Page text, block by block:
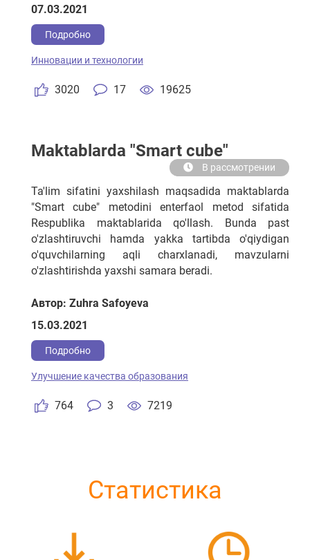
07.03.2021
Подробно
3020 17 19625
Инновации и технологии
Maktablarda "Smart cube"
В рассмотрении
Ta'lim sifatini yaxshilash maqsadida maktablarda
"Smart cube" metodini enterfaol metod sifatida
Respublika maktablarida qo'llash. Bunda past
o'zlashtiruvchi hamda yakka tartibda o'qiydigan
o'quvchilarning aqli charxlanadi, mavzularni
o'zlashtirishda yaxshi samara beradi.
Автор: Zuhra Safoyeva
15.03.2021
Подробно
764 3 7219
Улучшение качества образования
Статистика